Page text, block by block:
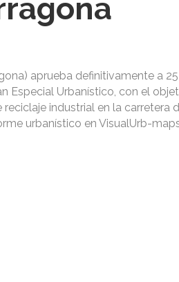
aprueba definitivamente a
Especial Urbanístico, con el
industrial en la carretera
urbanístico en VisualUrb-